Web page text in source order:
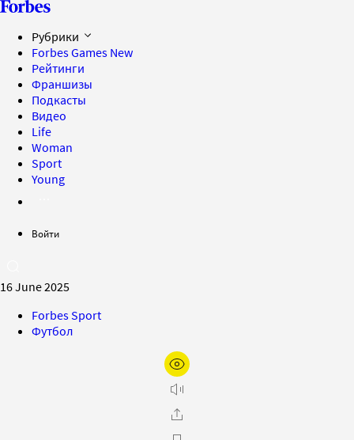
Рубрики
Forbes Games New
Рейтинги
Франшизы
Подкасты
Видео
Life
Woman
Sport
Young
Войти
16 June 2025
Forbes Sport
Футбол